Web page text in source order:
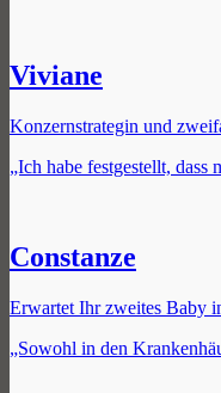
Viviane
Konzernstrategin und
„Ich habe festgestellt,
Constanze
Erwartet Ihr zweites Baby
„Sowohl in den